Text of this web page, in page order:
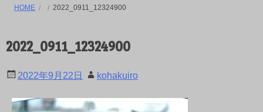
HOME 2022_0911_12324900
2022_0911_12324900
2022年9月22日 kohakuiro